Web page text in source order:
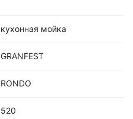
кухонная мойка
GRANFEST
RONDO
520